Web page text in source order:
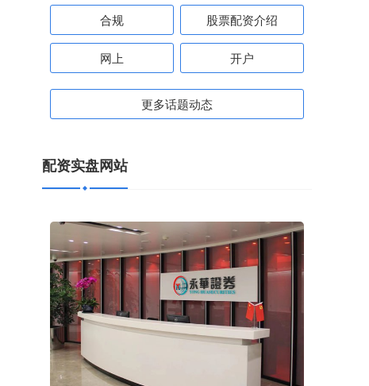
合规 股票配资介绍
网上 开户
更多话题动态
配资实盘网站